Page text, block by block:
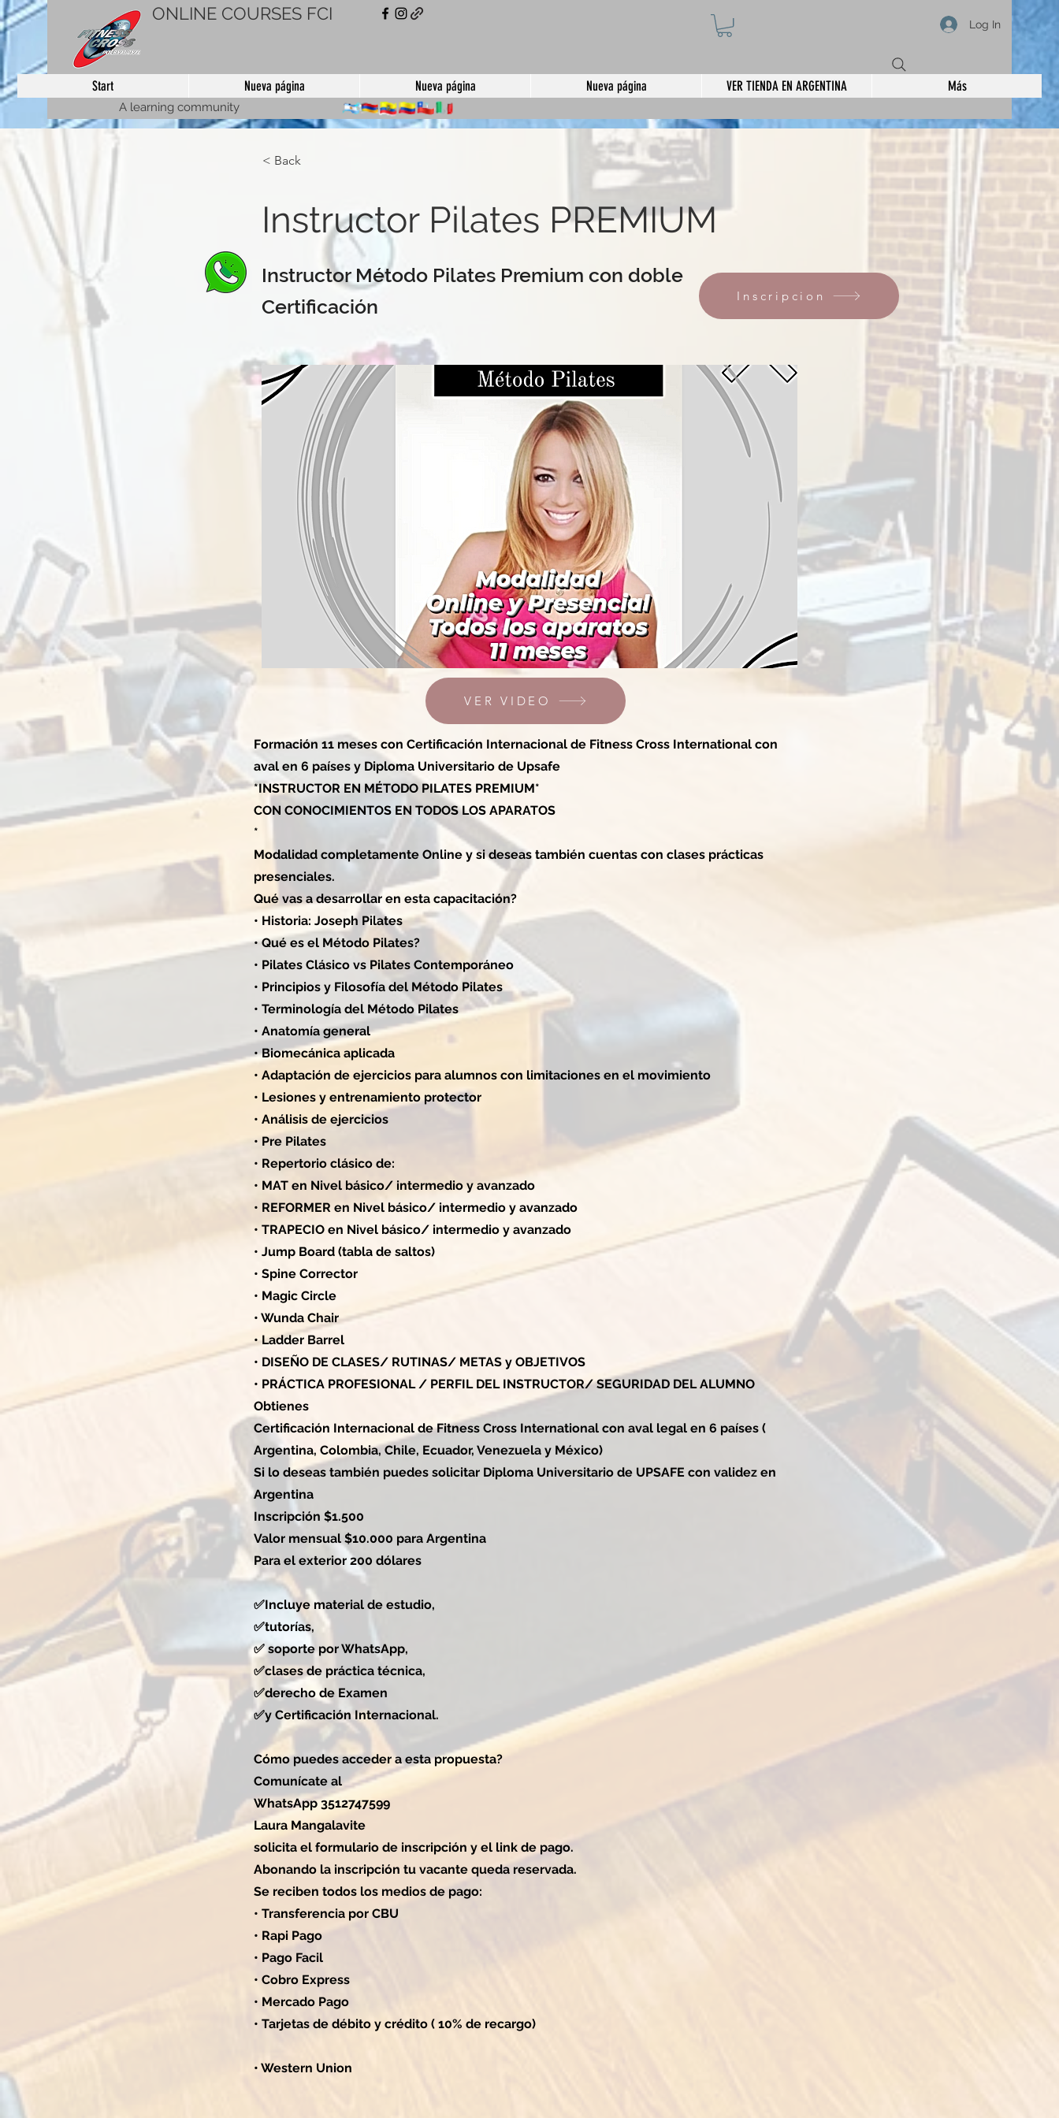
ONLINE COURSES FCI
A learning community
Log In
Start Nueva página Nueva página Nueva página VER TIENDA EN ARGENTINA Más
< Back
Instructor Pilates PREMIUM
Instructor Método Pilates Premium con doble
Certificación
Inscripcion
VER VIDEO
Formación 11 meses con Certificación Internacional de Fitness Cross International con
aval en 6 países y Diploma Universitario de Upsafe
*INSTRUCTOR EN MÉTODO PILATES PREMIUM*
CON CONOCIMIENTOS EN TODOS LOS APARATOS
*
Modalidad completamente Online y si deseas también cuentas con clases prácticas
presenciales.
Qué vas a desarrollar en esta capacitación?
• Historia: Joseph Pilates
• Qué es el Método Pilates?
• Pilates Clásico vs Pilates Contemporáneo
• Principios y Filosofía del Método Pilates
• Terminología del Método Pilates
• Anatomía general
• Biomecánica aplicada
• Adaptación de ejercicios para alumnos con limitaciones en el movimiento
• Lesiones y entrenamiento protector
• Análisis de ejercicios
• Pre Pilates
• Repertorio clásico de:
• MAT en Nivel básico/ intermedio y avanzado
• REFORMER en Nivel básico/ intermedio y avanzado
• TRAPECIO en Nivel básico/ intermedio y avanzado
• Jump Board (tabla de saltos)
• Spine Corrector
• Magic Circle
• Wunda Chair
• Ladder Barrel
• DISEÑO DE CLASES/ RUTINAS/ METAS y OBJETIVOS
• PRÁCTICA PROFESIONAL / PERFIL DEL INSTRUCTOR/ SEGURIDAD DEL ALUMNO
Obtienes
Certificación Internacional de Fitness Cross International con aval legal en 6 países (
Argentina, Colombia, Chile, Ecuador, Venezuela y México)
Si lo deseas también puedes solicitar Diploma Universitario de UPSAFE con validez en
Argentina
Inscripción $1.500
Valor mensual $10.000 para Argentina
Para el exterior 200 dólares
✅Incluye material de estudio,
✅tutorías,
✅ soporte por WhatsApp,
✅clases de práctica técnica,
✅derecho de Examen
✅y Certificación Internacional.
Cómo puedes acceder a esta propuesta?
Comunícate al
WhatsApp 3512747599
Laura Mangalavite
solicita el formulario de inscripción y el link de pago.
Abonando la inscripción tu vacante queda reservada.
Se reciben todos los medios de pago:
• Transferencia por CBU
• Rapi Pago
• Pago Facil
• Cobro Express
• Mercado Pago
• Tarjetas de débito y crédito ( 10% de recargo)
• Western Union